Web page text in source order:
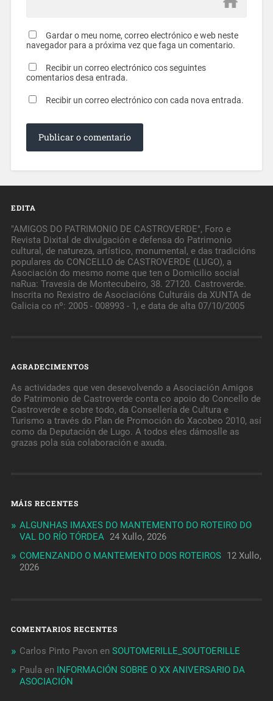
Gardar o meu nome, correo electrónico e web neste
navegador para a próxima vez que faga un comentario.
Recibir un correo electrónico cos seguintes
comentarios desa entrada.
Recibir un correo electrónico con cada nova entrada.
EDITA
"AMIGOS DO PATRIMONIO DE CASTROVERDE", Foro e
Revista Dixital de divulgación e defensa do Patrimonio
cultural, de natureza, artístico, monumental, e das tradicións
populares do CONCELLO de CASTROVERDE (LUGO), a
Asociación do mesmo nome que ten o Domicilio social
naRua: Travesía de Montecubeiro, 38. 27120. Castroverde.
Inscrita no Rexistro de Asociacións Culturáis da XUNTA de
Galicia co nº: 2005 - 008993 - 1, e data de alta 07/10/2005
AGRADECIMENTOS
As actividades que ven desevolvendo a Asociación Amigos
do Patrimonio de Castroverde conta co apoio do Concello de
Castroverde e sobre todo, da Consellería de Cultura e
Turismo a través do Plan de Promoción do Xacobeo 2010, así
como da Deputación de Lugo. A todos eles dámoslle as
grazas pola súa colaboración e axuda.
MÁIS RECENTES
ALGUNHAS IMAXES DO MANTEMENTO DO ROTEIRO DO
VAL DO RÍO TÓRDEA 24 Xullo, 2026
COMENZANDO O MANTEMENTO DOS ROTEIROS 12 Xullo,
2026
COMENTARIOS RECENTES
Carlos Pinto Pavon en SOUTOMERILLE_SOUTOERILLE
Paula en INFORMACIÓN SOBRE O XX ANIVERSARIO DA
ASOCIACIÓN